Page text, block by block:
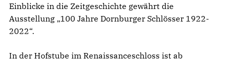
Einblicke in die Zeitgeschichte gewährt die
Ausstellung „100 Jahre Dornburger Schlösser 1922-
2022“.
In der Hofstube im Renaissanceschloss ist ab